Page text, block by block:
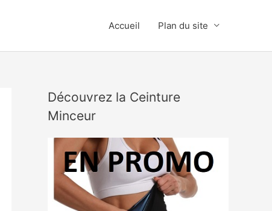
Accueil Plan du site
Découvrez la Ceinture
Minceur